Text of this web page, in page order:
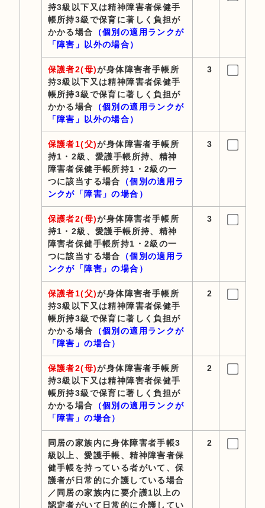
持3級以下又は精神障害者保健手
帳所持3級で保育に著しく負担が
かかる場合 （個別の適用ランクが
「障害」以外の場合）
保護者2(母)が身体障害者手帳所
持3級以下又は精神障害者保健手
帳所持3級で保育に著しく負担が
かかる場合 （個別の適用ランクが
「障害」以外の場合）
3
保護者1(父)が身体障害者手帳所
持1・2級、愛護手帳所持、精神
障害者保健手帳所持1・2級の一
つに該当する場合
（個別の適用ラ
ンクが「障害」の場合）
3
保護者2(母)が身体障害者手帳所
持1・2級、愛護手帳所持、精神
障害者保健手帳所持1・2級の一
つに該当する場合
（個別の適用ラ
ンクが「障害」の場合）
3
保護者1(父)が身体障害者手帳所
持3級以下又は精神障害者保健手
帳所持3級で保育に著しく負担が
かかる場合 （個別の適用ランクが
「障害」の場合）
2
保護者2(母)が身体障害者手帳所
持3級以下又は精神障害者保健手
帳所持3級で保育に著しく負担が
かかる場合 （個別の適用ランクが
「障害」の場合）
2
同居の家族内に身体障害者手帳3
級以上、愛護手帳、精神障害者保
健手帳を持っている者がいて、保
護者が日常的に介護している場合
／同居の家族内に要介護1以上の
認定者がいて日常的に介護してい
2